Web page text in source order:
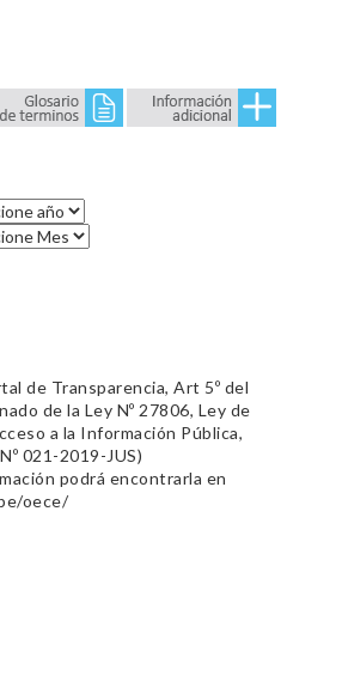
de Transparencia, Art 5º del
de la Ley Nº 27806, Ley de
a la Información Pública,
021-2019-JUS)
podrá encontrarla en
oece/